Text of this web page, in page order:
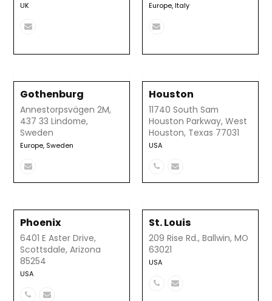
UK
Correo
Europe,Italy
Correo
Gothenburg
Annestorpsvägen 2M,
437 33 Lindome,
Sweden
Europe, Sweden
Correo
electrónico
Houston
11740 South Sam
Houston Parkway, West
Houston, Texas 77031
USA
Número
telefónico
Correo
electrónico
Phoenix
6401 E Aster Drive,
Scottsdale, Arizona
85254
USA
NúmeroCorreo
St. Louis
209 Rise Rd., Ballwin, MO
63021
USA
NúmeroCorreo